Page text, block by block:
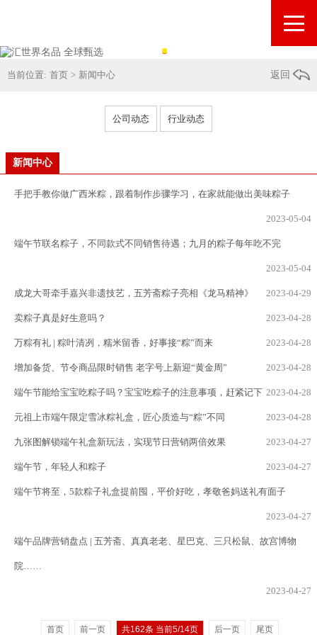
当前位置: 首页 > 新闻中心 返回
公司动态 行业动态
新闻中心
手把手教你做广西米粽，跟着制作步骤学习，在家就能做出美味粽子
2023-05-04
端午节联名粽子，不同款式不同销售待遇；九月的粽子每年吃不完
2023-05-04
成龙大哥牵手嘉兴非遗技艺，五芳斋粽子亮相《龙马精神》 2023-04-29
卖粽子真是好生意吗？ 2023-04-28
万粽有礼 | 粽叶清冽，糯米留香，好事接“粽”而来 2023-04-28
增加备货、节令商品限时销售 老字号上新迎“黄金周” 2023-04-28
端午节能给宝宝吃粽子吗？宝宝吃粽子的注意事项，赶紧记下 2023-04-28
元祖上市端午限定雪冰粽礼盒，匠心质造与“粽”不同 2023-04-28
九张图解锁端午礼盒新玩法，实现节日营销两倍效果 2023-04-27
端午节，年轻人和粽子 2023-04-27
端午节将至，5款粽子礼盒提前囤，平价好吃，孝敬爸妈送礼有面子
2023-04-27
端午品牌营销盘点 | 五芳斋、真真老老、星巴克、三只松鼠、故宫博物
院……
2023-04-27
首页 前一页 共162条 当前5/14页 后一页 尾页